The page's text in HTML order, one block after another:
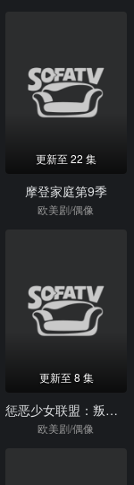
更新至 22 集
摩登家庭第9季
欧美剧/偶像
更新至 8 集
惩恶少女联盟：叛逆啦啦队第1季
欧美剧/偶像